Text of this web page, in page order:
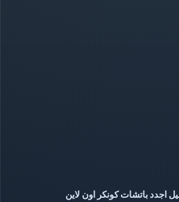
اجدد باتشات كونكر اون لاين